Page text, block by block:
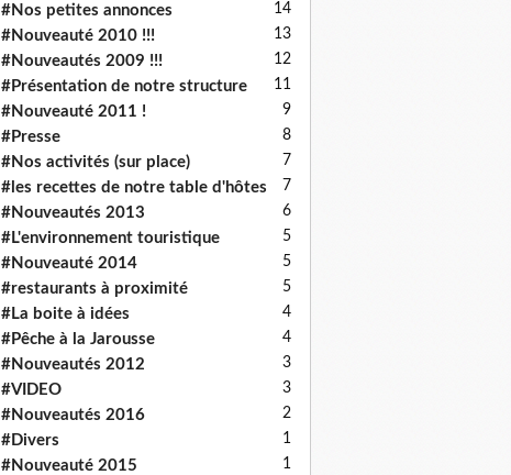
#Nos petites annonces 14
#Nouveauté 2010 !!! 13
#Nouveautés 2009 !!! 12
#Présentation de notre structure 11
#Nouveauté 2011 ! 9
#Presse 8
#Nos activités (sur place) 7
#les recettes de notre table d'hôtes 7
#Nouveautés 2013 6
#L'environnement touristique 5
#Nouveauté 2014 5
#restaurants à proximité 5
#La boite à idées 4
#Pêche à la Jarousse 4
#Nouveautés 2012 3
#VIDEO 3
#Nouveautés 2016 2
#Divers 1
#Nouveauté 2015 1